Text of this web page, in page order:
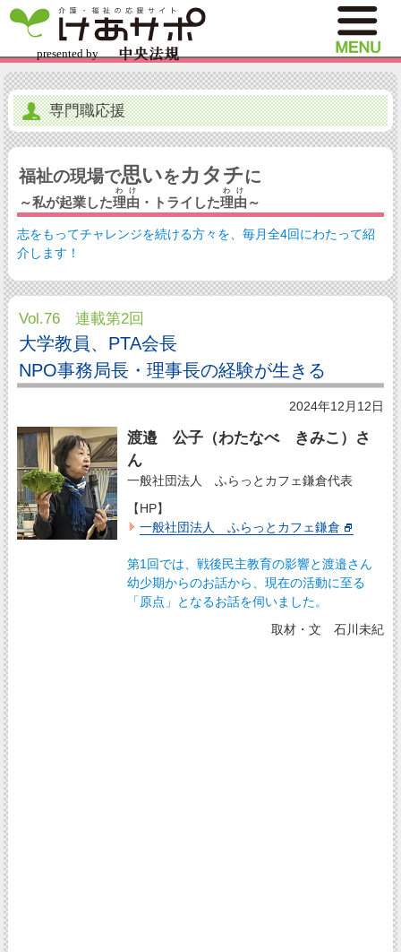
専門職応援
福祉の現場で思いをカタチに
～私が起業した理由
わけ
・トライした理由
わけ
～
志をもってチャレンジを続ける方々を、毎月全4回にわたって紹
介します！
Vol.76 連載第2回
大学教員、PTA会長
NPO事務局長・理事長の経験が生きる
2024年12月12日
渡邉 公子（わたなべ きみこ）さ
ん
一般社団法人 ふらっとカフェ鎌倉代表
【HP】
一般社団法人 ふらっとカフェ鎌倉
第1回では、戦後民主教育の影響と渡邉さん
幼少期からのお話から、現在の活動に至る
「原点」となるお話を伺いました。
取材・文 石川未紀